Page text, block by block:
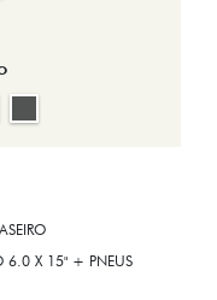
6.0 X 15" + PNEUS